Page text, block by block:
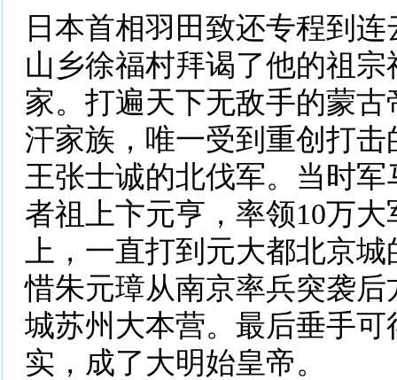
日本首相羽田致还专程到
山乡徐福村拜谒了他的祖
家。打遍天下无敌手的蒙
汗家族，唯一受到重创打
王张士诚的北伐军。当时
者祖上卞元亨，率领10万
上，一直打到元大都北京
惜朱元璋从南京率兵突袭后
城苏州大本营。最后垂手可
实，成了大明始皇帝。